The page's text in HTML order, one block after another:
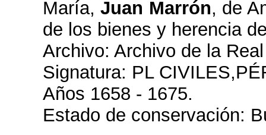
María,Juan Marrón, de
de los bienes y herencia
Archivo: Archivo de la
Signatura: PL
Años 1658 - 1675.
Estado de conservación: